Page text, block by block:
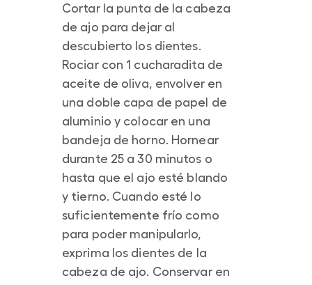
Cortar la punta de la cabeza
de ajo para dejar al
descubierto los dientes.
Rociar con 1 cucharadita de
aceite de oliva, envolver en
una doble capa de papel de
aluminio y colocar en una
bandeja de horno. Hornear
durante 25 a 30 minutos o
hasta que el ajo esté blando
y tierno. Cuando esté lo
suficientemente frío como
para poder manipularlo,
exprima los dientes de la
cabeza de ajo. Conservar en